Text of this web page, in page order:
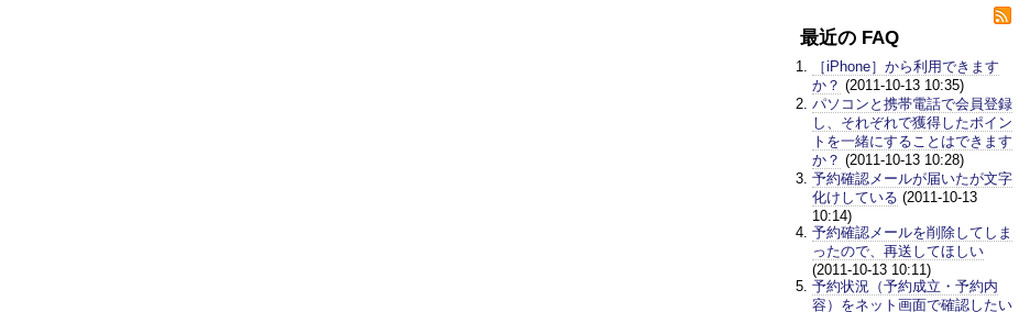
最近の FAQ
［iPhone］から利用できます
か？ (2011-10-13 10:35)
パソコンと携帯電話で会員登録
し、それぞれで獲得したポイン
トを一緒にすることはできます
か？ (2011-10-13 10:28)
予約確認メールが届いたが文字
化けしている (2011-10-13
10:14)
予約確認メールを削除してしま
ったので、再送してほしい
(2011-10-13 10:11)
予約状況（予約成立・予約内
容）をネット画面で確認したい